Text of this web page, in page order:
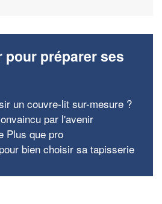
pour préparer ses
un couvre-lit sur-mesure ?
par l'avenir
Plus que pro
bien choisir sa tapisserie